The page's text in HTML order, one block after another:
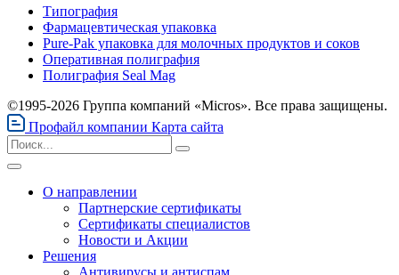
Типография
Фармацевтическая упаковка
Pure-Pak упаковка для молочных продуктов и соков
Оперативная полиграфия
Полиграфия Seal Mag
©1995-2026 Группа компаний «Micros». Все права защищены.
Профайл компании Карта сайта
О направлении
Партнерские сертификаты
Сертификаты специалистов
Новости и Акции
Решения